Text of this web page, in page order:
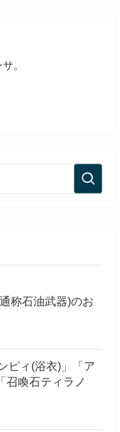
。
称石油武器)のお
ピィ(浴衣)」「ア
召喚石ティラノ